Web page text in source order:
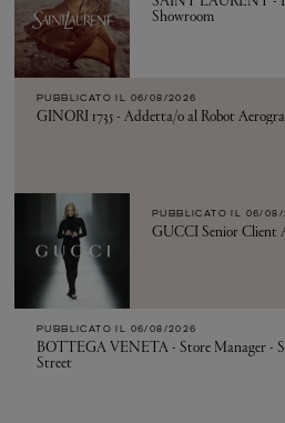
Showroom
PUBBLICATO IL 06/08/2026
GINORI 1735 - Addetta/o al Robot
PUBBLICATO IL 06/08/
GUCCI Senior Client
PUBBLICATO IL 06/08/2026
BOTTEGA VENETA - Store Manager -
Street